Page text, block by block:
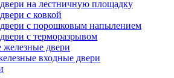
на лестничную площадку
с ковкой
с порошковым напылением
с терморазрывом
железные двери
входные двери